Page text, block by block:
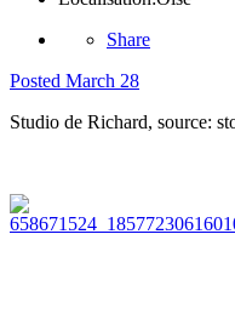
Share
Posted March 28
Studio de Richard, source: